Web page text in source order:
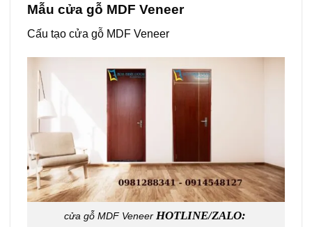
Mẫu cửa gỗ MDF Veneer
Cấu tạo cửa gỗ MDF Veneer
cửa gỗ MDF Veneer HOTLINE/ZALO: